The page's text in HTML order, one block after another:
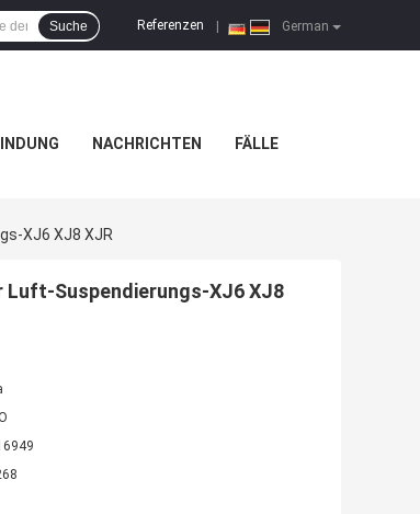
German
Referenzen
Suche
NACHRICHTEN FÄLLE
XJ6 XJ8 XJR
Luft-Suspendierungs-XJ6 XJ8